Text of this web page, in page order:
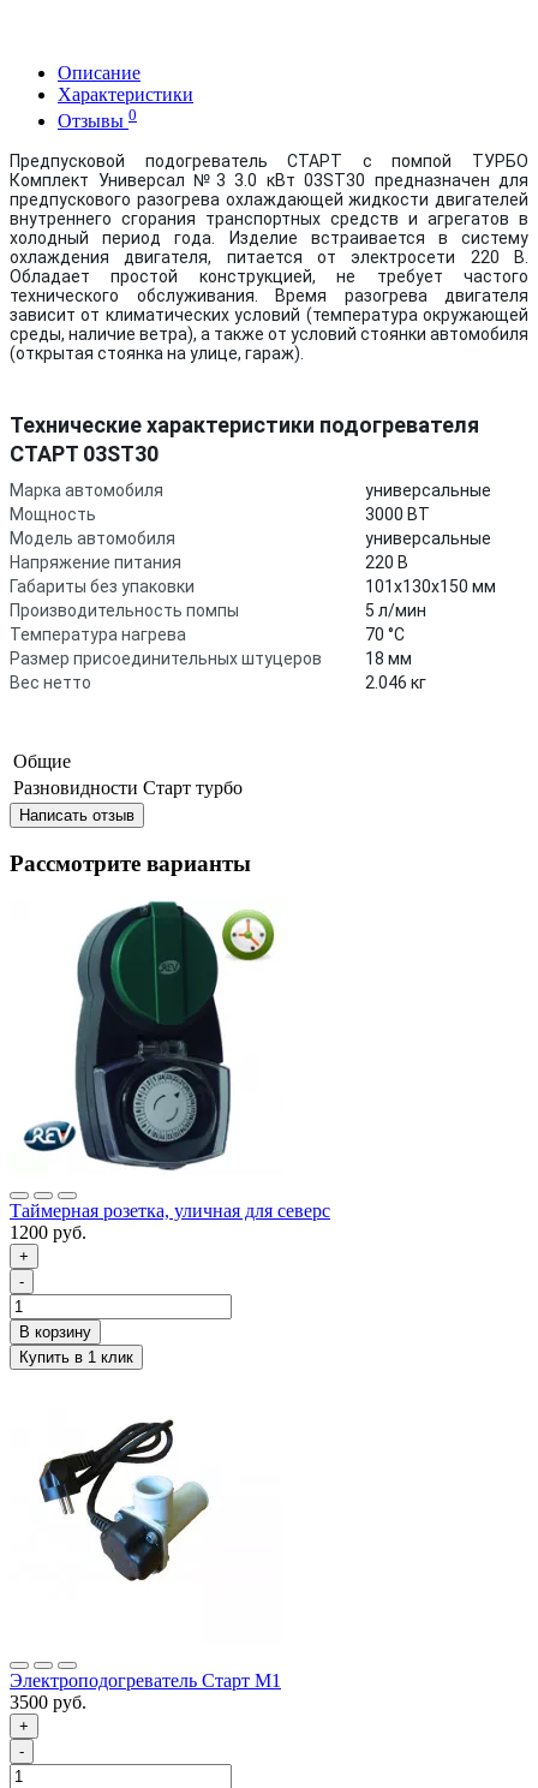
Описание
Характеристики
Отзывы 0
Предпусковой подогреватель СТАРТ с помпой ТУРБО
Комплект Универсал №3 3.0 кВт 03ST30 предназначен для
предпускового разогрева охлаждающей жидкости двигателей
внутреннего сгорания транспортных средств и агрегатов в
холодный период года. Изделие встраивается в систему
охлаждения двигателя, питается от электросети 220 В.
Обладает простой конструкцией, не требует частого
технического обслуживания. Время разогрева двигателя
зависит от климатических условий (температура окружающей
среды, наличие ветра), а также от условий стоянки автомобиля
(открытая стоянка на улице, гараж).
Технические характеристики подогревателя
СТАРТ 03ST30
Марка автомобиля
универсальные
Мощность
3000 ВТ
Модель автомобиля
универсальные
Напряжение питания
220 В
Габариты без упаковки
101х130х150 мм
Производительность помпы
5 л/мин
Температура нагрева
70 °С
Размер присоединительных штуцеров
18 мм
Вес нетто
2.046 кг
Общие
Разновидности Старт турбо
Написать отзыв
Рассмотрите варианты
Таймерная розетка, уличная для северс
1200 руб.
+
-
Электроподогреватель Старт М1
3500 руб.
+
-